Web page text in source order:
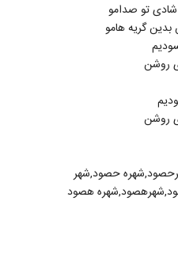
که نیست از سجاد سوشا(پاپ)
Neshati
جدید و زیبای بهزاد پکس با نام
تو صدامو
گریه هامو
روشن
روشن
حصود,شهر
هصود